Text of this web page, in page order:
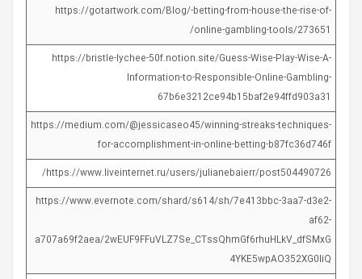
https://gotartwork.com/Blog/-betting-from-house-the-rise-of-
online-gambling-tools/273651/
https://bristle-lychee-50f.notion.site/Guess-Wise-Play-Wise-A-
Information-to-Responsible-Online-Gambling-
67b6e3212ce94b15baf2e94ffd903a31
https://medium.com/@jessicaseo45/winning-streaks-techniques-
for-accomplishment-in-online-betting-b87fc36d746f
https://www.liveinternet.ru/users/julianebaierr/post504490726/
https://www.evernote.com/shard/s614/sh/7e413bbc-3aa7-d3e2-
af62-
a707a69f2aea/2wEUF9FFuVLZ7Se_CTssQhmGf6rhuHLkV_dfSMxG
4YKE5wpAO352XG0liQ